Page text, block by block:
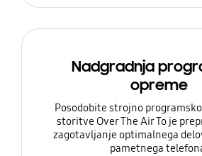
Nadgradnja
opreme
Posodobite strojno
storitve Over The Air To je
zagotavljanje optimalnega
pametnega